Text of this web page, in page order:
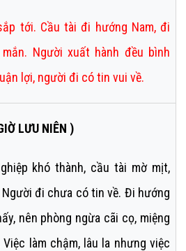
tới. Cầu tài đi hướng Nam, đi
Người xuất hành đều bình
lợi, người đi có tin vui về.
LƯU NIÊN )
khó thành, cầu tài mờ mịt,
đi chưa có tin về. Đi hướng
nên phòng ngừa cãi cọ, miệng
làm chậm, lâu la nhưng việc